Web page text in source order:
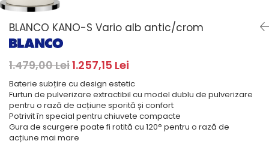
minibaruri incorporabile
Cuptoare
Hote
Cu montare pe perete
Hote cu montare in blat
Hote cu montare pe colt
Hote rustice
incarcare superioara
Masini de spalat rufe cu uscator
Masini de spalat rufe slim
Uscatoare de rufe
Vitrine frigorifice si minibaruri
Pachete chiuvete si baterii
BLANCO KANO-S Vario alb antic/crom
1.479,00 Lei1.257,15 Lei
Baterie subțire cu design estetic
Furtun de pulverizare extractibil cu model dublu de pulverizare
pentru o rază de acțiune sporită și confort
Potrivit în special pentru chiuvete compacte
Gura de scurgere poate fi rotită cu 120° pentru o rază de
acțiune mai mare